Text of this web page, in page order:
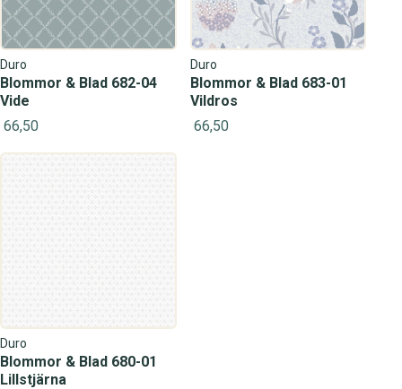
Duro
Blommor & Blad 682-04
Vide
66,50
Duro
Blommor & Blad 683-01
Vildros
66,50
Duro
Blommor & Blad 680-01
Lillstjärna